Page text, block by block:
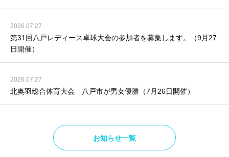
2026.07.27
第31回八戸レディース卓球大会の参加者を募集します。（9月27
日開催）
2026.07.27
北奥羽総合体育大会 八戸市が男女優勝（7月26日開催）
お知らせ一覧